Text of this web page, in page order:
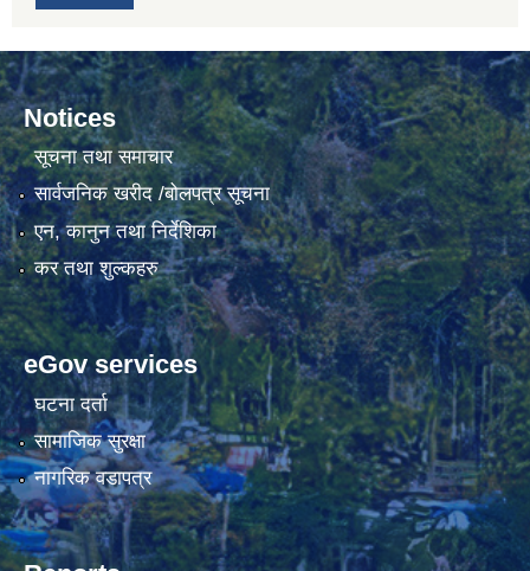
Notices
सूचना तथा समाचार
सार्वजनिक खरीद /बोलपत्र सूचना
एन, कानुन तथा निर्देशिका
कर तथा शुल्कहरु
eGov services
घटना दर्ता
सामाजिक सुरक्षा
नागरिक वडापत्र